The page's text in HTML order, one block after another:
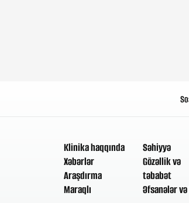
Klinika haqqında
Xəbərlər
Araşdırma
Maraqlı
Səhiyyə
Gözəllik və
təbabət
Əfsanələr